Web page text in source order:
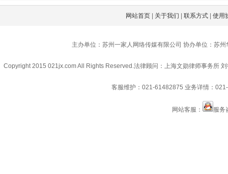
网站首页 | 关于我们 |联系方式 |使用
主办单位：苏州一家人网络传媒有限公司 协办单位：苏
Copyright 2015 021jx.com All Rights Reserved.法律顾问：上海文勋律师事务所
客服维护：021-61482875 业务详情：
网站客服： 服务